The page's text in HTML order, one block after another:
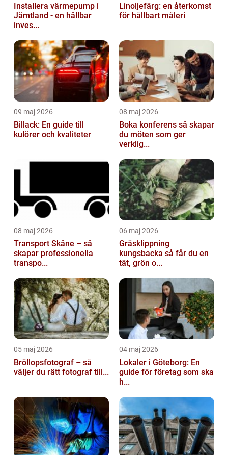
Installera värmepump i
Jämtland - en hållbar
inves...
Linoljefärg: en återkomst
för hållbart måleri
09 maj 2026
Billack: En guide till
kulörer och kvaliteter
08 maj 2026
Boka konferens så skapar
du möten som ger
verklig...
08 maj 2026
Transport Skåne – så
skapar professionella
transpo...
06 maj 2026
Gräsklippning
kungsbacka så får du en
tät, grön o...
05 maj 2026
Bröllopsfotograf – så
väljer du rätt fotograf till...
04 maj 2026
Lokaler i Göteborg: En
guide för företag som ska
h...